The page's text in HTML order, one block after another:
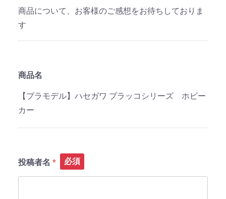
商品について、お客様のご感想をお待ちしておりま
す
商品名
【プラモデル】ハセガワ プラッコシリーズ ホビー
カー
投稿者名 必須